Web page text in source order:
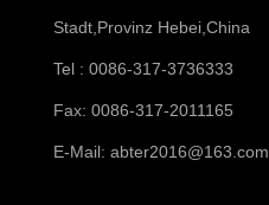
Stadt,Provinz Hebei,China
Tel : 0086-317-3736333
Fax: 0086-317-2011165
E-Mail: abter2016@163.com